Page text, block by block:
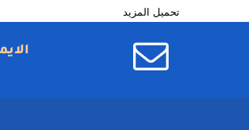
تحميل المزيد